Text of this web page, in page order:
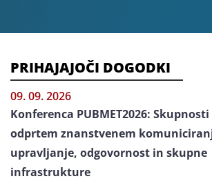
PRIHAJAJOČI DOGODKI
09. 09. 2026
Konferenca PUBMET2026: Skupnosti
odprtem znanstvenem
upravljanje, odgovornost in skupne
infrastrukture